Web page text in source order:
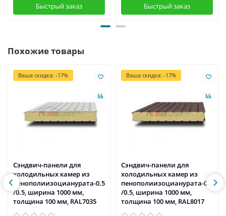
Быстрый заказ Быстрый заказ
Похожие товары
Ваша скидка: -17%
Сэндвич-панели для
холодильных камер из
пенополиизоцианурата-0.5
/0.5, ширина 1000 мм,
толщина 100 мм, RAL7035
Ваша скидка: -17%
Сэндвич-панели для
холодильных камер из
пенополиизоцианурата-0.5
/0.5, ширина 1000 мм,
толщина 100 мм, RAL8017